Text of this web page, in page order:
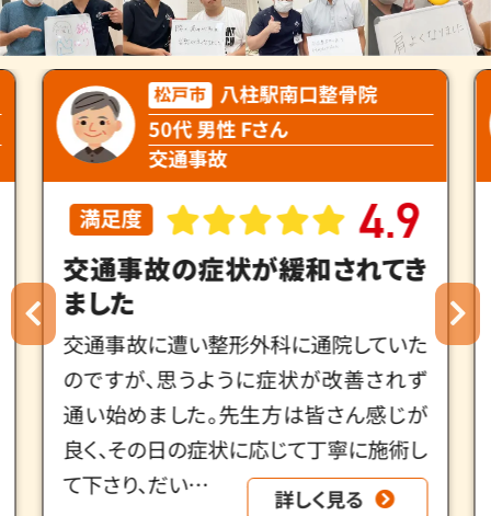
松戸市
八柱駅南口整骨院
30代 男性 Gさん
ぎっくり腰
満足度 4.8
ぎっくり腰が数日の通院でかな
り調子良くなりました
ぎっくり腰で伺いました｡数日、通院した
だけで、かなり調子が良くなりました｡そ
の中で、身体のバランスが凄く悪いのを指
摘され写真を撮ってもらい、バランスが崩
れている…
詳しく見る